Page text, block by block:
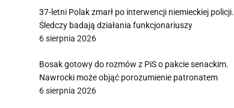
37-letni Polak zmarł po interwencji niemieckiej policji.
Śledczy badają działania funkcjonariuszy
6 sierpnia 2026
Bosak gotowy do rozmów z PiS o pakcie senackim.
Nawrocki może objąć porozumienie patronatem
6 sierpnia 2026